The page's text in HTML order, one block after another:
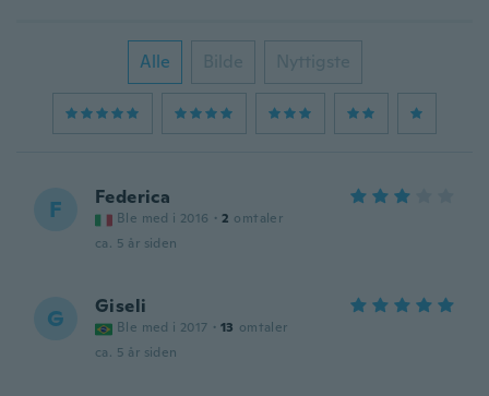
Alle Bilde Nyttigste
F Federica
Ble med i 2016 · 2 omtaler
ca. 5 år siden
G Giseli
Ble med i 2017 · 13 omtaler
ca. 5 år siden